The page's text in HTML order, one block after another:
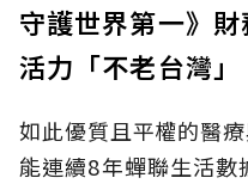
守護世界第一》
活力「不老台灣」
如此優質且平權的醫
能連續8年蟬聯生活